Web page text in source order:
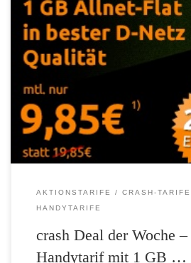
Ab heute, den 06.06.2016 startet der neue
Kleiner Preis und hohes Datenvolumen
inklusive 1 GB Datenflat in Telekom D1-
Euro im Monat. Der perfekte Deal für
Telefonierer Mit dem Rundum-Sorglos-
Surf-Spaß mit 1GB Datenvolumen […]
AKTIONSTARIFE
CRASH-
HANDYTARIFE
crash Deal der Woche
Handytarif mit 1 GB …